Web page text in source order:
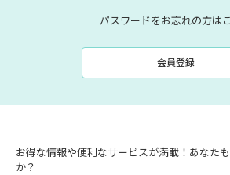
パスワードをお忘れの方は
会員登録
お得な情報や便利なサービスが満載！あなた
か？